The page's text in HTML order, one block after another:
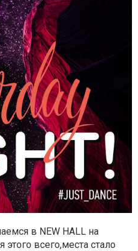
в NEW HALL на
всего,места стало